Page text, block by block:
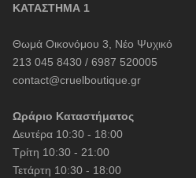
OZAI N KU
Pargiana
ΚΑΤΑΣΤΗΜΑ 1
Θωμά Οικονόμου 3, Νέο Ψυχικό
213 045 8430 / 6987 520005
contact@cruelboutique.gr
Ωράριο Καταστήματος
Δευτέρα 10:30 - 18:00
Τρίτη 10:30 - 21:00
Τετάρτη 10:30 - 18:00